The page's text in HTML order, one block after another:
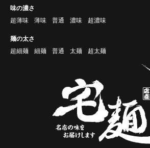
味の濃さ
超薄味
薄味 普通 濃味 超濃味
麺の太さ
超細麺
細麺 普通 太麺 超太麺